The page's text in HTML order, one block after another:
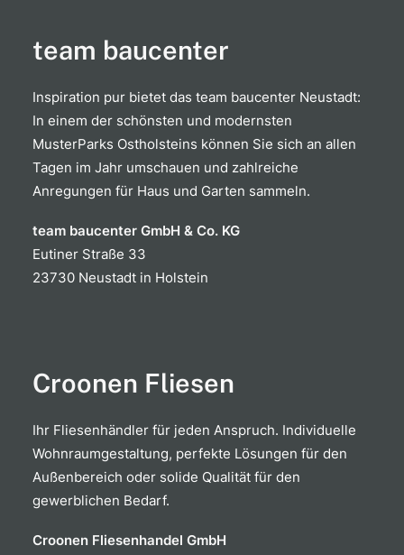
team baucenter
Inspiration pur bietet das team baucenter Neustadt:
In einem der schönsten und modernsten
MusterParks Ostholsteins können Sie sich an allen
Tagen im Jahr umschauen und zahlreiche
Anregungen für Haus und Garten sammeln.
team baucenter GmbH & Co. KG
Eutiner Straße 33
23730 Neustadt in Holstein
Croonen Fliesen
Ihr Fliesenhändler für jeden Anspruch. Individuelle
Wohnraumgestaltung, perfekte Lösungen für den
Außenbereich oder solide Qualität für den
gewerblichen Bedarf.
Croonen Fliesenhandel GmbH